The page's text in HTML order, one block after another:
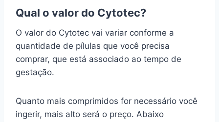
Qual o valor do Cytotec?
O valor do Cytotec vai variar conforme a
quantidade de pílulas que você precisa
comprar, que está associado ao tempo de
gestação.
Quanto mais comprimidos for necessário você
ingerir, mais alto será o preço. Abaixo